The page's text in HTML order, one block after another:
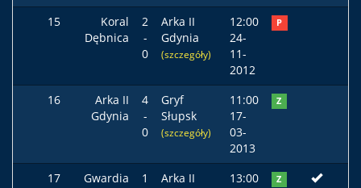
15
Koral
Dębnica
2
-
0
Arka II
Gdynia
(szczegóły)
12:00
24-
11-
2012
P
16
Arka II
Gdynia
4
-
0
Gryf
Słupsk
(szczegóły)
11:00
17-
03-
2013
Z
17
Gwardia
1
Arka II
13:00
Z